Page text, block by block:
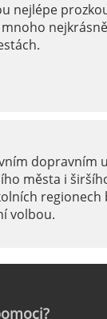
nejlépe
dopravním
města i
regionech
volbou.
v jížním Španělsku
kliamtizace, v létě